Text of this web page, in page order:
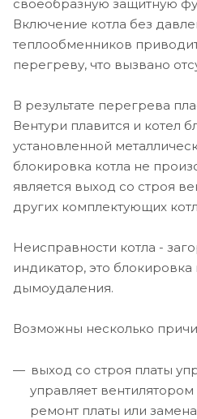
своеобразную защитную
Включение котла без
теплообменников
перегреву, что вызвано
В результате перегрева
Вентури плавится и котел
установленной
блокировка котла не
является выход со строя
других комплектующих
Неисправности котла -
индикатор, это блокировка
дымоудаления.
Возможны несколько
выход со строя платы
управляет
ремонт платы или